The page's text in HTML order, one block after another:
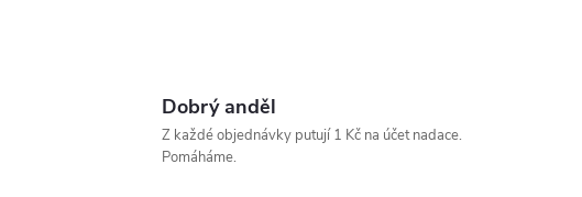
Dobrý anděl
Z každé objednávky putují 1 Kč na účet nadace.
Pomáháme.